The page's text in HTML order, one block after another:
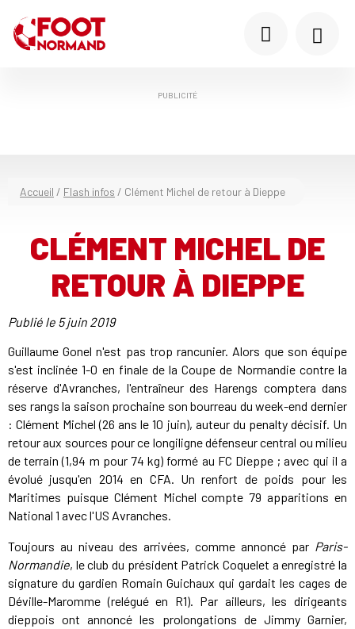
PUBLICITÉ
Accueil / Flash infos / Clément Michel de retour à Dieppe
CLÉMENT MICHEL DE
RETOUR À DIEPPE
Publié le 5 juin 2019
Guillaume Gonel n'est pas trop rancunier. Alors que son équipe
s'est inclinée 1-0 en finale de la Coupe de Normandie contre la
réserve d'Avranches, l'entraîneur des Harengs comptera dans
ses rangs la saison prochaine son bourreau du week-end dernier
: Clément Michel (26 ans le 10 juin), auteur du penalty décisif. Un
retour aux sources pour ce longiligne défenseur central ou milieu
de terrain (1,94 m pour 74 kg) formé au FC Dieppe ; avec qui il a
évolué jusqu'en 2014 en CFA. Un renfort de poids pour les
Maritimes puisque Clément Michel compte 79 apparitions en
National 1 avec l'US Avranches.
Toujours au niveau des arrivées, comme annoncé par Paris-
Normandie, le club du président Patrick Coquelet a enregistré la
signature du gardien Romain Guichaux qui gardait les cages de
Déville-Maromme (relégué en R1). Par ailleurs, les dirigeants
dieppois ont annoncé les prolongations de Jimmy Garnier,